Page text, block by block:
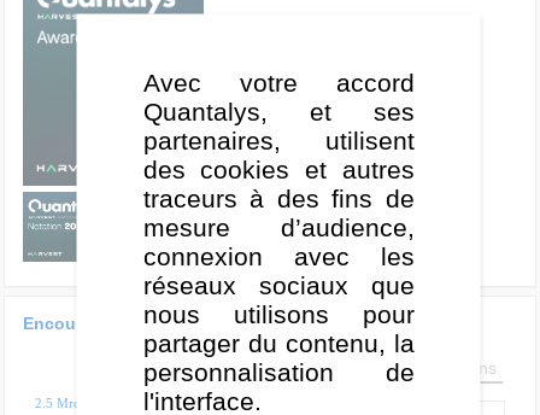
X 2
Encours des parts référencées
5 ans 8 ans
2.5 Mrd€
Avec votre accord
Quantalys, et ses
partenaires, utilisent
des cookies et autres
traceurs à des fins de
mesure d’audience,
connexion avec les
réseaux sociaux que
nous utilisons pour
partager du contenu, la
personnalisation de
l'interface.